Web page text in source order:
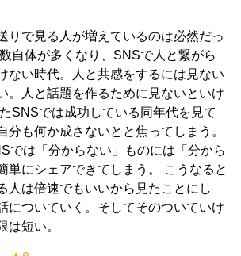
りで見る人が増えているのは必然だっ
自体が多くなり、SNSで人と繋がら
ない時代。人と共感をするには見ない
。人と話題を作るために見ないといけ
SNSでは成功している同年代を見て
分も何か成さないとと焦ってしまう。
では「分からない」ものには「分から
単にシェアできてしまう。 こうなると
人は倍速でもいいから見たことにし
についていく。そしてそのついていけ
は短い。